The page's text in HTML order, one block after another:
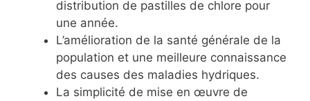
distribution de pastilles de chlore pour
une année.
L’amélioration de la santé générale de la
population et une meilleure connaissance
des causes des maladies hydriques.
La simplicité de mise en œuvre de